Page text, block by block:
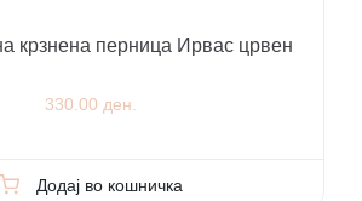
крзнена перница Ирвас црвен
330.00 ден.
Додај во кошничка